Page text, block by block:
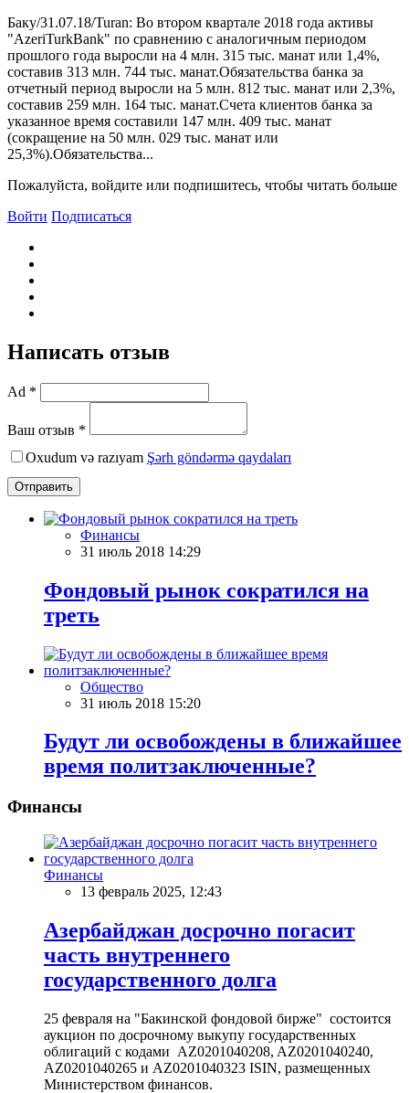
Баку/31.07.18/Turan: Bо втором квартале 2018 года активы
"AzeriTurkBank" по сравнению с аналогичным периодом
прошлого года выросли на 4 млн. 315 тыс. манат или 1,4%,
составив 313 млн. 744 тыс. манат.Обязательства банка за
отчетный период выросли на 5 млн. 812 тыс. манат или 2,3%,
составив 259 млн. 164 тыс. манат.Счета клиентов банка за
указанное время составили 147 млн. 409 тыс. манат
(сокращение на 50 млн. 029 тыс. манат или
25,3%).Обязательства...
Пожалуйста, войдите или подпишитесь, чтобы читать больше
Войти Подписаться
Написать отзыв
Ad *
Ваш отзыв *
Oxudum və razıyam Şərh göndərmə qaydaları
Отправить
Финансы
31 июль 2018 14:29
Фондовый рынок сократился на
треть
Общество
31 июль 2018 15:20
Будут ли освобождены в ближайшее
время политзаключенные?
Финансы
Финансы
13 февраль 2025, 12:43
Азербайджан досрочно погасит
часть внутреннего
государственного долга
25 февраля на "Бакинской фондовой бирже" состоится
аукцион по досрочному выкупу государственных
облигаций с кодами AZ0201040208, AZ0201040240,
AZ0201040265 и AZ0201040323 ISIN, размещенных
Министерством финансов.